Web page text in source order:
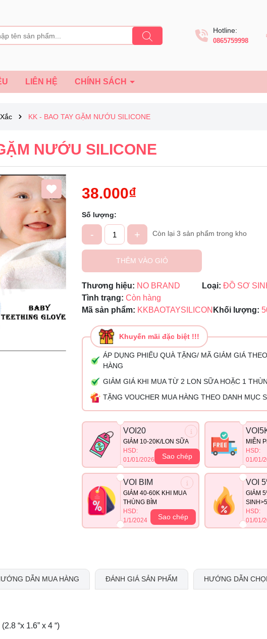
Hotline:
0865759998
LIÊN HỆ CHÍNH SÁCH
KK - BAO TAY GẶM NƯỚU SILICONE
NƯỚU SILICONE
38.000₫
Số lượng:
- + Còn lại 3 sản phẩm trong kho
THÊM VÀO GIỎ
Thương hiệu: NO BRAND Loại: ĐỒ SƠ
Tình trạng: Còn hàng
Mã sản phẩm: KKBAOTAYSILICON Khối lượng:
Khuyến mãi đặc biệt !!!
ÁP DỤNG PHIẾU QUÀ TẶNG/ MÃ GIẢM GIÁ
HÀNG
GIẢM GIÁ KHI MUA TỪ 2 LON SỮA HOẶC 1
TẶNG VOUCHER MUA HÀNG THEO DANH MỤC
VOI20
GIẢM 10-20K/LON SỮA
HSD:
01/01/2026
Sao chép
MIỄN
HSD:
01/01/
VOI BIM
GIẢM 40-60K KHI MUA
THÙNG BỈM
HSD:
1/1/2024
Sao chép
VOI
GIẢM
HSD:
01/01/
Mã giảm giá:
Điều kiện:
DẪN MUA HÀNG ĐÁNH GIÁ SẢN PHẨM HƯỚNG DẪN
“x 1.6” x 4 “)